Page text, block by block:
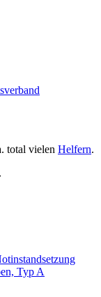
total vielen Helfern.
Typ A